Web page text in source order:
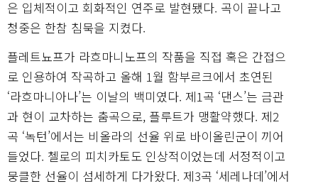
은 입체적이고 회화적인 연주로 발현됐다. 곡이 끝나고
청중은 한참 침묵을 지켰다.
플레트뇨프가 라흐마니노프의 작품을 직접 혹은 간접으
로 인용하여 작곡하고 올해 1월 함부르크에서 초연된
‘라흐마니아나’는 이날의 백미였다. 제1곡 ‘댄스’는 금관
과 현이 교차하는 춤곡으로, 플루트가 맹활약했다. 제2
곡 ‘녹턴’에서는 비올라의 선율 위로 바이올린군이 끼어
들었다. 첼로의 피치카토도 인상적이었는데 서정적이고
뭉클한 선율이 섬세하게 다가왔다. 제3곡 ‘세레나데’에서